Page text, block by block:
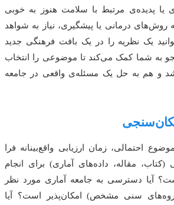
یا پدیده‌ی مرتبط با سلامت هنوز به خوبی
درمانی یا پیشگیری، نیاز به شواهد
یک نظریه را در یک بافت فرهنگی جدید
به شما کمک می‌کند تا موضوعی را انتخاب
و هم به حل یک مسئله‌ی واقعی در جامعه
احتمالی، زمان ارزیابی واقع‌بینانه فرا
(کتاب، مقاله، داده‌های آماری) برای انجام
آیا دسترسی به جامعه آماری مورد نظر
سنی مشخص) امکان‌پذیر است؟ آیا